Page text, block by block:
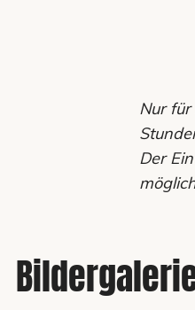
Nur
Der